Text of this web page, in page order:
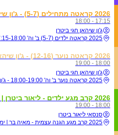
17:15 - 18:00
ג'ון שיהאן חגי ביטרן
2025 קראטה ילדים (5-7) ב' וה' 17:15-18:00 - ג'ון שיהאן חגי/מאיה בר
2026 קראטה נוער (12-16) - ג'ון שיהאן חגי | ימי ב' וה' 18:00-19:00
18:00 - 19:00
ג'ון שיהאן חגי ביטרן
2025 קראטה נוער ב' וה' 18:00-19:00 - ג'ון שיהאן חגי
2026 קרב מגע ילדים - ליאור ביטרן | ימי ב' וה' 18:30-19:30
18:00 - 19:00
סנסאי ליאור ביטרן
2025 קרב מגע הגנה עצמית - מאיה בר | ימי ב' וה' 18:00-19:00